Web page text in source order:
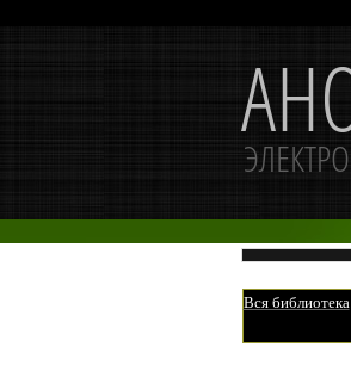
Вся библиотека